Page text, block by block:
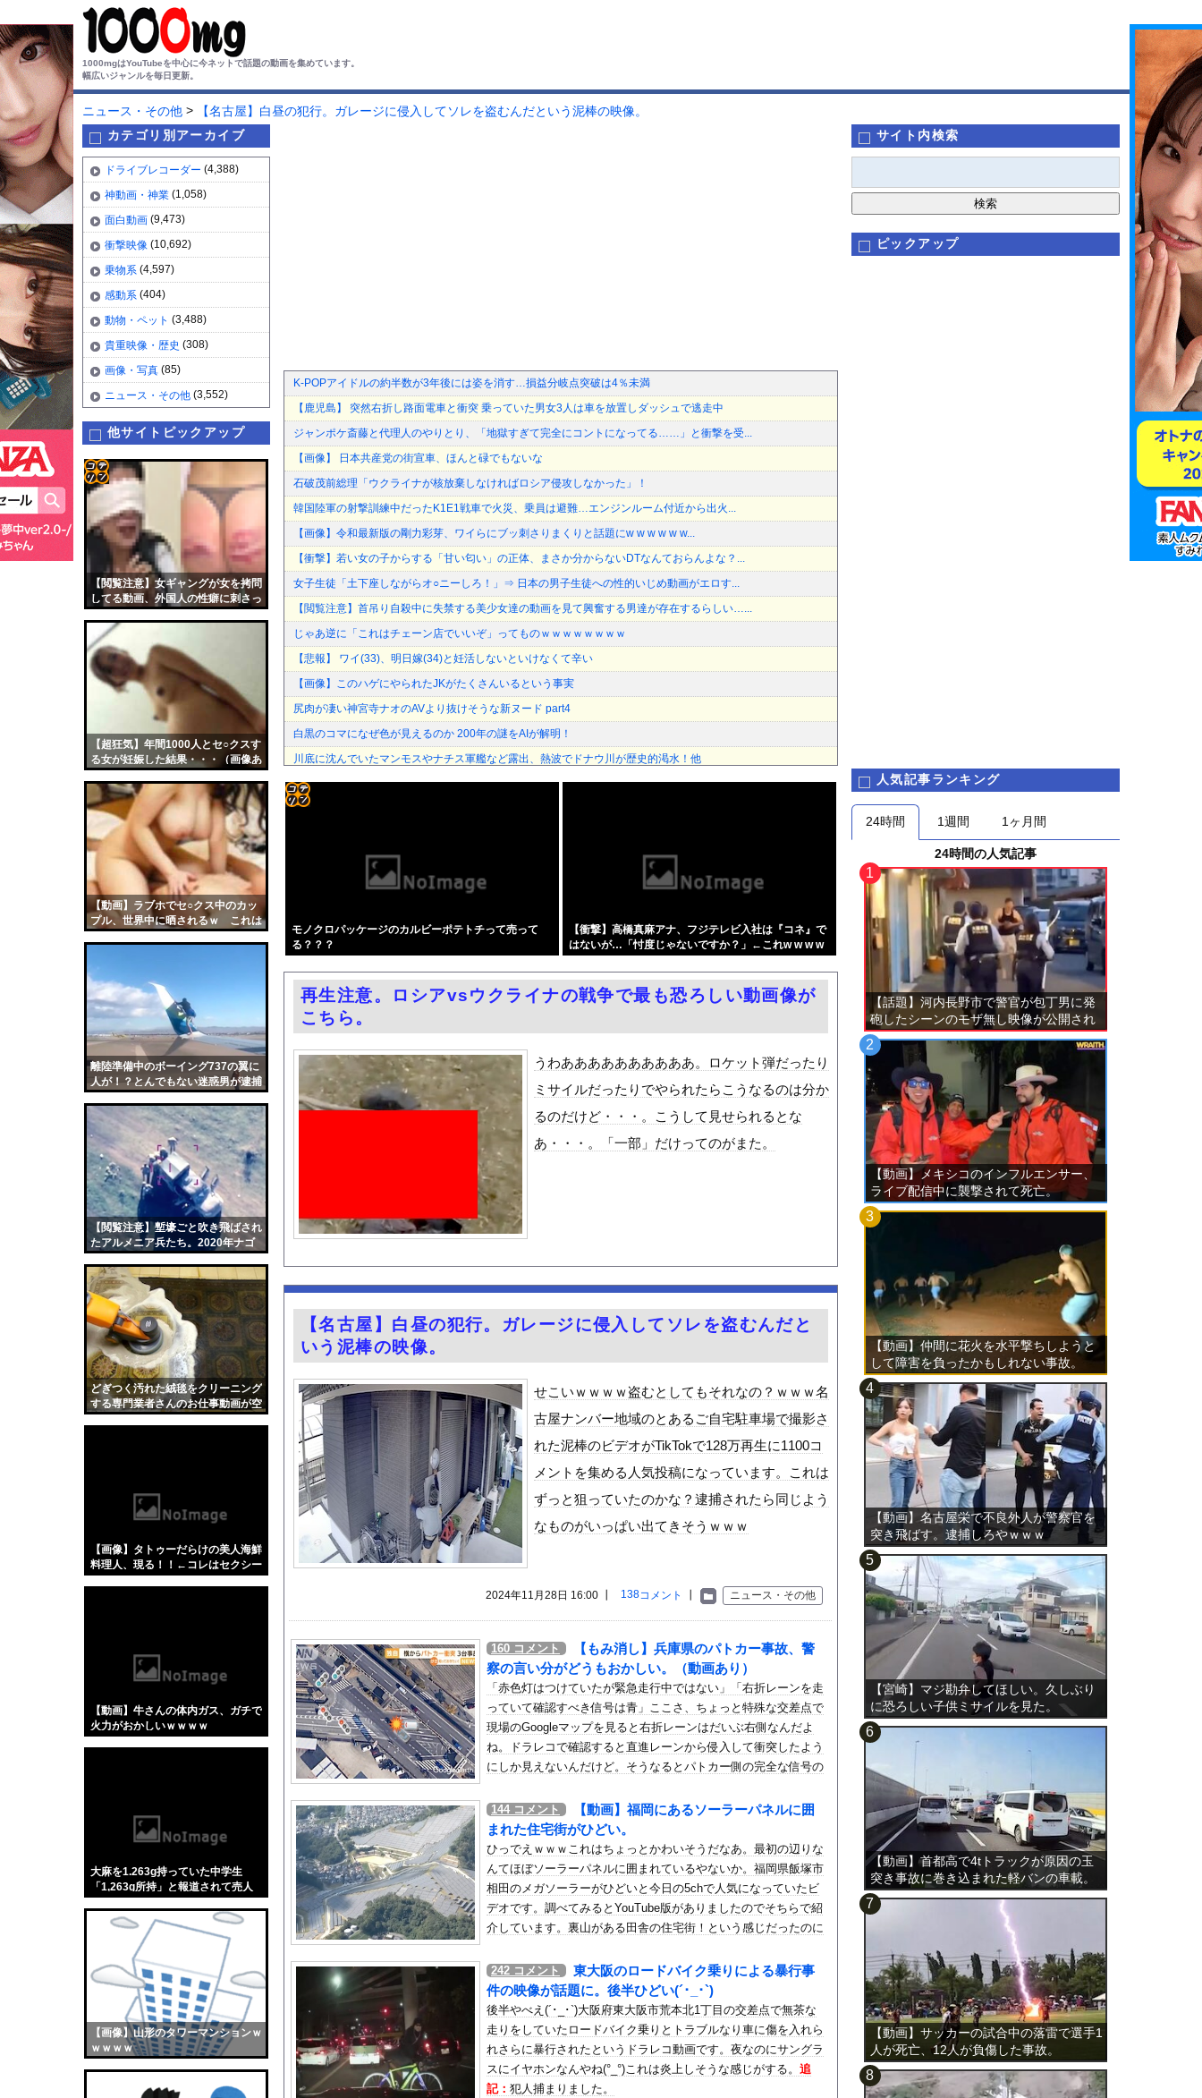
1000mgはYouTubeを中心に今ネットで話題の動画を集めています。
幅広いジャンルを毎日更新。
ニュース・その他 >
【名古屋】白昼の犯行。ガレージに侵入してソレを盗むんだという泥棒の映像。
カテゴリ別アーカイブ
ドライブレコーダー (4,388)
神動画・神業 (1,058)
面白動画 (9,473)
衝撃映像 (10,692)
乗物系 (4,597)
感動系 (404)
動物・ペット (3,488)
貴重映像・歴史 (308)
画像・写真 (85)
ニュース・その他 (3,552)
他サイトピックアップ
【閲覧注意】女ギャングが女を拷問
してる動画、外国人の性癖に刺さっ
【超狂気】年間1000人とセ○クスす
る女が妊娠した結果・・・（画像あ
【動画】ラブホでセ○クス中のカッ
プル、世界中に晒されるｗ これは
離陸準備中のボーイング737の翼に
人が！？とんでもない迷惑男が逮捕
【閲覧注意】塹壕ごと吹き飛ばされ
たアルメニア兵たち。2020年ナゴ
め。
どぎつく汚れた絨毯をクリーニング
する専門業者さんのお仕事動画が空
【画像】タトゥーだらけの美人海鮮
料理人、現る！！←コレはセクシー
【動画】牛さんの体内ガス、ガチで
火力がおかしいｗｗｗｗ
大麻を1.263g持っていた中学生
「1,263g所持」と報道されて売人
【画像】山形のタワーマンションｗ
ｗｗｗｗ
コテ
リン
- 固
定リ
ンク
自動
更新
ツー
K-POPアイドルの約半数が3年後には姿を消す…損益分岐点突破は4％未満
【鹿児島】 突然右折し路面電車と衝突 乗っていた男女3人は車を放置しダッシュで逃走中
ジャンポケ斎藤と代理人のやりとり、「地獄すぎて完全にコントになってる……」と衝撃を受...
【画像】 日本共産党の街宣車、ほんと碌でもないな
石破茂前総理「ウクライナが核放棄しなければロシア侵攻しなかった」！
韓国陸軍の射撃訓練中だったK1E1戦車で火災、乗員は避難…エンジンルーム付近から出火...
【画像】令和最新版の剛力彩芽、ワイらにブッ刺さりまくりと話題にw w w w w w...
【衝撃】若い女の子からする「甘い匂い」の正体、まさか分からないDTなんておらんよな？...
女子生徒「土下座しながらオ○ニーしろ！」⇒ 日本の男子生徒への性的いじめ動画がエロす...
【閲覧注意】首吊り自殺中に失禁する美少女達の動画を見て興奮する男達が存在するらしい…...
じゃあ逆に「これはチェーン店でいいぞ」ってものｗｗｗｗｗｗｗｗ
【悲報】 ワイ(33)、明日嫁(34)と妊活しないといけなくて辛い
【画像】このハゲにやられたJKがたくさんいるという事実
尻肉が凄い神宮寺ナオのAVより抜けそうな新ヌード part4
白黒のコマになぜ色が見えるのか 200年の謎をAIが解明！
川底に沈んでいたマンモスやナチス軍艦など露出、熱波でドナウ川が歴史的渇水！他
中国「衝突事故！（2025年」中国軍と中国海警局「ﾌｨﾘﾋﾟﾝ船の追跡中に衝突！（8...
防弾ガラスの件で誤情報を拡散した左派、間違いを指摘されても頑として認めなかった結果…...
熊本地震で居酒屋から温泉が湧き出るｗｗｗｗｗ
【ニュース】日本共産党の街宣車、ほんと碌でもないな
【悲報】トレパク絵師の江口寿史さん、開き直って言い訳してしまう。全く反省してないと話...
【悲報】ショートスリーパー堀大輔さん、リスナーから「寝たほうがいい！」と言われてガチ...
国税局職員（25）、税務調査で知り合った納税者の自宅に出入りしお小遣い1億5000万...
佐藤寛子、ヌード乳首濡れ場がエロ過ぎる！ヘアヌード写真集の全裸、全盛期グラビア、最高...
【芸能】元EXILE・黒木啓司、妻・宮崎麗果被告へのDV事案で逮捕されていた 宮崎は...
過給なしで420ps。しかもL型エンジン…このS31Zいくらかかってるんだ…
渡邊渚さん「私がPTSDと診断された当時、世間はまだPTSDという言葉は浸透されてい...
職場の人妻と不倫をして、ついに、、、
韓国国会、サッカー前代表監督を追及「なぜ負けたのか」
日本旅行キャンセルすべきか…1万年ぶり史上最大級の火山の兆し＝韓国の反応
うちのネコが目の前にいた。私が上に物を投げるフリをする → 猫はこうなります…
【衝撃】若い女の子からする「甘い匂い」の正体、まさか分からないDTなんておらんよな？...
“アンダーヘア脱毛”に中高年男性殺到のワケ…9年で患者数が200倍以上
【悲報】ロシア、じわじわと逝き始める
今の時期 河口で釣れる美味い魚教えて
『BanG Dream! Ave Mujica』7話感想 再び集まる5人！最後のCR...
【動画】中国製自動車のプラスチック部品強度がこちらｗｗｗｗｗｗｗｗｗ
【Mステ】西川貴教さん 魅惑のマーメイドすぎるｗｗｗｗｗｗｗｗ
【悲報】埼玉県、何も観光地がない・・・
FANZAで夏の動画50％OFFキャンペーン第4弾が始まったぞー！
【画像】カップラーメン食べるんだけどどれがいいかな！？w
【朗報】ヒカキンなんと実質200万円以上の支援物資を寄付してしまう・・・
【Xの車窓から】オービスかと思ったら野生の炊飯器で草 ほか
【ポロリ悲話】ネットで拡散してるおっぱいポロリ動画、何故か叩かれる・・・
【衝撃】「かわいい虫」ランキング、ついに発表される
大野智、ワイルドなヒゲ姿で加藤シゲアキのインスタに降臨！本人以外のSNSでは初？【画...
日本代表DF冨安健洋の英プレミア・クリスタルパレス加入が正式決定 鎌田大地とチームメ...
女子生徒「土下座しながらオ○ニーしろ！」⇒ 日本の男子生徒への性的いじめ動画がエ□す...
【謎】秋元康（68）が20000曲の作詞ができた理由
石破茂前総理「ウクライナが核放棄しなければロシア侵攻しなかった」！
【後編】結婚13年目子供二人。主人が私を徹底的に嫌って、家を出る準備を始めてます。私...
【悲報】ゆうちゃみの暴露で浮き彫りになる『恋愛リアリティー番組』の裏側がヤバイ・・・...
【画像】福原遥さん、意外とあるｗ他
【動画】名古屋栄で不良外人が警察官を突き飛ばす。逮捕しろやｗｗｗ
【速報】京大病院、手術ミスで『正常な脳』を摘出 → 患者は自発呼吸不可能な植物状態に
芸能界を引退した爆乳女、なぜか今もSNSでお◯ぱい画像を投稿！
アメリカの終戦に立ちはだかる壁、イスラエルはトランプ和平案に「同意せず」！
楽天ノーコン軍団、5死球当ててサヨナラ負けｗ
川底に沈んでいたマンモスやナチス軍艦など露出、熱波でドナウ川が歴史的渇水！
日本人女性インフルエンサー、ライブ配信中に自殺
【画像】おまえらくんの机がこの女の子の椅子にされてたらｗｗｗ
【画像】この女優さん、可愛すぎる
【朗報】齋藤飛鳥、前屈みで完全に見えてる動画が拡散されてしまう…
モノクロパッケージのカルビーポテトチって売って
る？？？
【衝撃】高橋真麻アナ、フジテレビ入社は『コネ』で
はないが…「忖度じゃないですか？」←これw w w w
自動
更新
ツー再生注意。ロシアvsウクライナの戦争で最も恐ろしい動画像が
こちら。
うわああああああああああ。ロケット弾だったり
ミサイルだったりでやられたらこうなるのは分か
るのだけど・・・。こうして見せられるとな
あ・・・。「一部」だけってのがまた。
【名古屋】白昼の犯行。ガレージに侵入してソレを盗むんだと
いう泥棒の映像。
せこいｗｗｗｗ盗むとしてもそれなの？ｗｗｗ名
古屋ナンバー地域のとあるご自宅駐車場で撮影さ
れた泥棒のビデオがTikTokで128万再生に1100コ
メントを集める人気投稿になっています。これは
ずっと狙っていたのかな？逮捕されたら同じよう
なものがいっぱい出てきそうｗｗｗ
ニュース・その他
138コメント
2024年11月28日 16:00 ┃
160 コメント
【もみ消し】兵庫県のパトカー事故、警
察の言い分がどうもおかしい。（動画あり）
「赤色灯はつけていたが緊急走行中ではない」「右折レーンを走
っていて確認すべき信号は青」ここさ、ちょっと特殊な交差点で
現場のGoogleマップを見ると右折レーンはだいぶ右側なんだよ
ね。ドラレコで確認すると直進レーンから侵入して衝突したよう
にしか見えないんだけど。そうなるとパトカー側の完全な信号の
野東交差点で発生したパトカーと乗用車2台が絡む事故で、兵庫
県警の言い分がどうにもおかしいと話題になっているビデオで
す。警察官も人なんだから間違いはあるさ。なぜ素直に謝罪しな
い(´･_･`)
144 コメント
【動画】福岡にあるソーラーパネルに囲
まれた住宅街がひどい。
ひっでえｗｗｗこれはちょっとかわいそうだなあ。最初の辺りな
んてほぼソーラーパネルに囲まれているやないか。福岡県飯塚市
相田のメガソーラーがひどいと今日の5chで人気になっていたビ
デオです。調べてみるとYouTube版がありましたのでそちらで紹
介しています。裏山がある田舎の住宅街！という感じだったのに
242 コメント
東大阪のロードバイク乗りによる暴行事
件の映像が話題に。後半ひどい(´･_･`)
後半やべえ(´･_･`)大阪府東大阪市荒本北1丁目の交差点で無茶な
走りをしていたロードバイク乗りとトラブルなり車に傷を入れら
れさらに暴行されたというドラレコ動画です。夜なのにサングラ
スにイヤホンなんやね(°_°)これは炎上しそうな感じがする。 追
記： 犯人捕まりました。
サイト内検索
ピックアップ
人気記事ランキング
24時間 1週間 1ヶ月間
24時間の人気記事
【話題】河内長野市で警官が包丁男に発
砲したシーンのモザ無し映像が公開され
る。
【動画】メキシコのインフルエンサー、
ライブ配信中に襲撃されて死亡。
【動画】仲間に花火を水平撃ちしようと
して障害を負ったかもしれない事故。
【動画】名古屋栄で不良外人が警察官を
突き飛ばす。逮捕しろやｗｗｗ
【宮崎】マジ勘弁してほしい。久しぶり
に恐ろしい子供ミサイルを見た。
【動画】首都高で4tトラックが原因の玉
突き事故に巻き込まれた軽バンの車載。
【動画】サッカーの試合中の落雷で選手1
人が死亡、12人が負傷した事故。